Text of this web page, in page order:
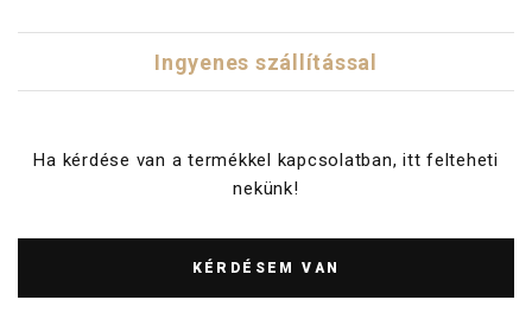
Ingyenes szállítással
Ha kérdése van a termékkel kapcsolatban, itt felteheti
nekünk!
KÉRDÉSEM VAN